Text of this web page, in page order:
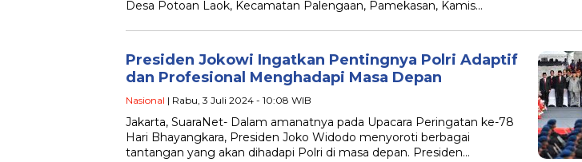
Desa Potoan Laok, Kecamatan Palengaan, Pamekasan, Kamis…
Presiden Jokowi Ingatkan Pentingnya Polri Adaptif
dan Profesional Menghadapi Masa Depan
Nasional | Rabu, 3 Juli 2024 - 10:08 WIB
Jakarta, SuaraNet- Dalam amanatnya pada Upacara Peringatan ke-78
Hari Bhayangkara, Presiden Joko Widodo menyoroti berbagai
tantangan yang akan dihadapi Polri di masa depan. Presiden…